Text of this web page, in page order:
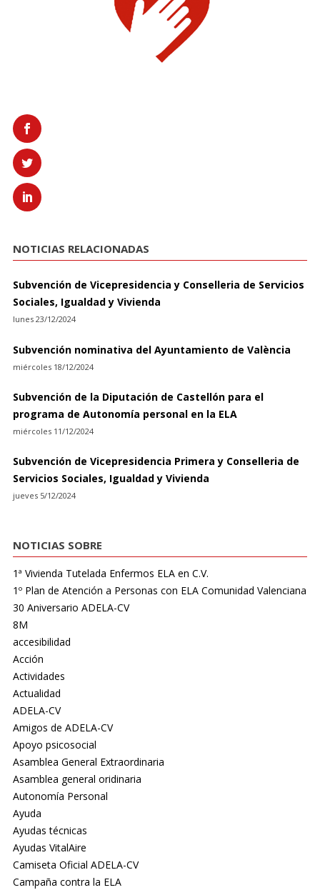
NOTICIAS RELACIONADAS
Subvención de Vicepresidencia y Conselleria de Servicios
Sociales, Igualdad y Vivienda
lunes 23/12/2024
Subvención nominativa del Ayuntamiento de València
miércoles 18/12/2024
Subvención de la Diputación de Castellón para el
programa de Autonomía personal en la ELA
miércoles 11/12/2024
Subvención de Vicepresidencia Primera y Conselleria de
Servicios Sociales, Igualdad y Vivienda
jueves 5/12/2024
NOTICIAS SOBRE
1ª Vivienda Tutelada Enfermos ELA en C.V.
1º Plan de Atención a Personas con ELA Comunidad Valenciana
30 Aniversario ADELA-CV
8M
accesibilidad
Acción
Actividades
Actualidad
ADELA-CV
Amigos de ADELA-CV
Apoyo psicosocial
Asamblea General Extraordinaria
Asamblea general oridinaria
Autonomía Personal
Ayuda
Ayudas técnicas
Ayudas VitalAire
Camiseta Oficial ADELA-CV
Campaña contra la ELA